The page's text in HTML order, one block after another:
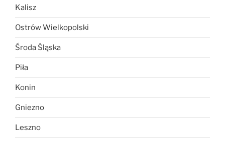
Kalisz
Ostrów Wielkopolski
Środa Śląska
Piła
Konin
Gniezno
Leszno